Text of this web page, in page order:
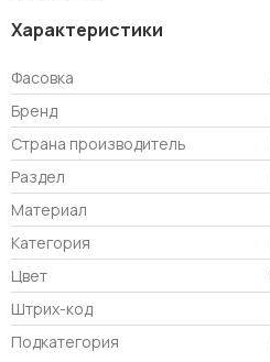
Характеристики
Фасовка
Бренд
Страна производитель
Раздел
Материал
Категория
Цвет
Штрих-код
Подкатегория